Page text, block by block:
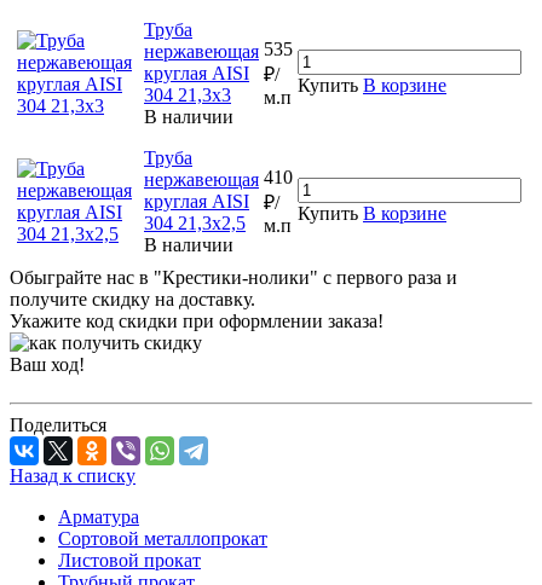
Труба
нержавеющая
круглая AISI
304 21,3х3
В наличии
535
₽/
м.п
Купить В корзине
Труба
нержавеющая
круглая AISI
304 21,3х2,5
В наличии
410
₽/
м.п
Купить В корзине
Обыграйте нас в "Крестики-нолики" с первого раза и
получите скидку на доставку.
Укажите код скидки при оформлении заказа!
Ваш ход!
Поделиться
Назад к списку
Арматура
Сортовой металлопрокат
Листовой прокат